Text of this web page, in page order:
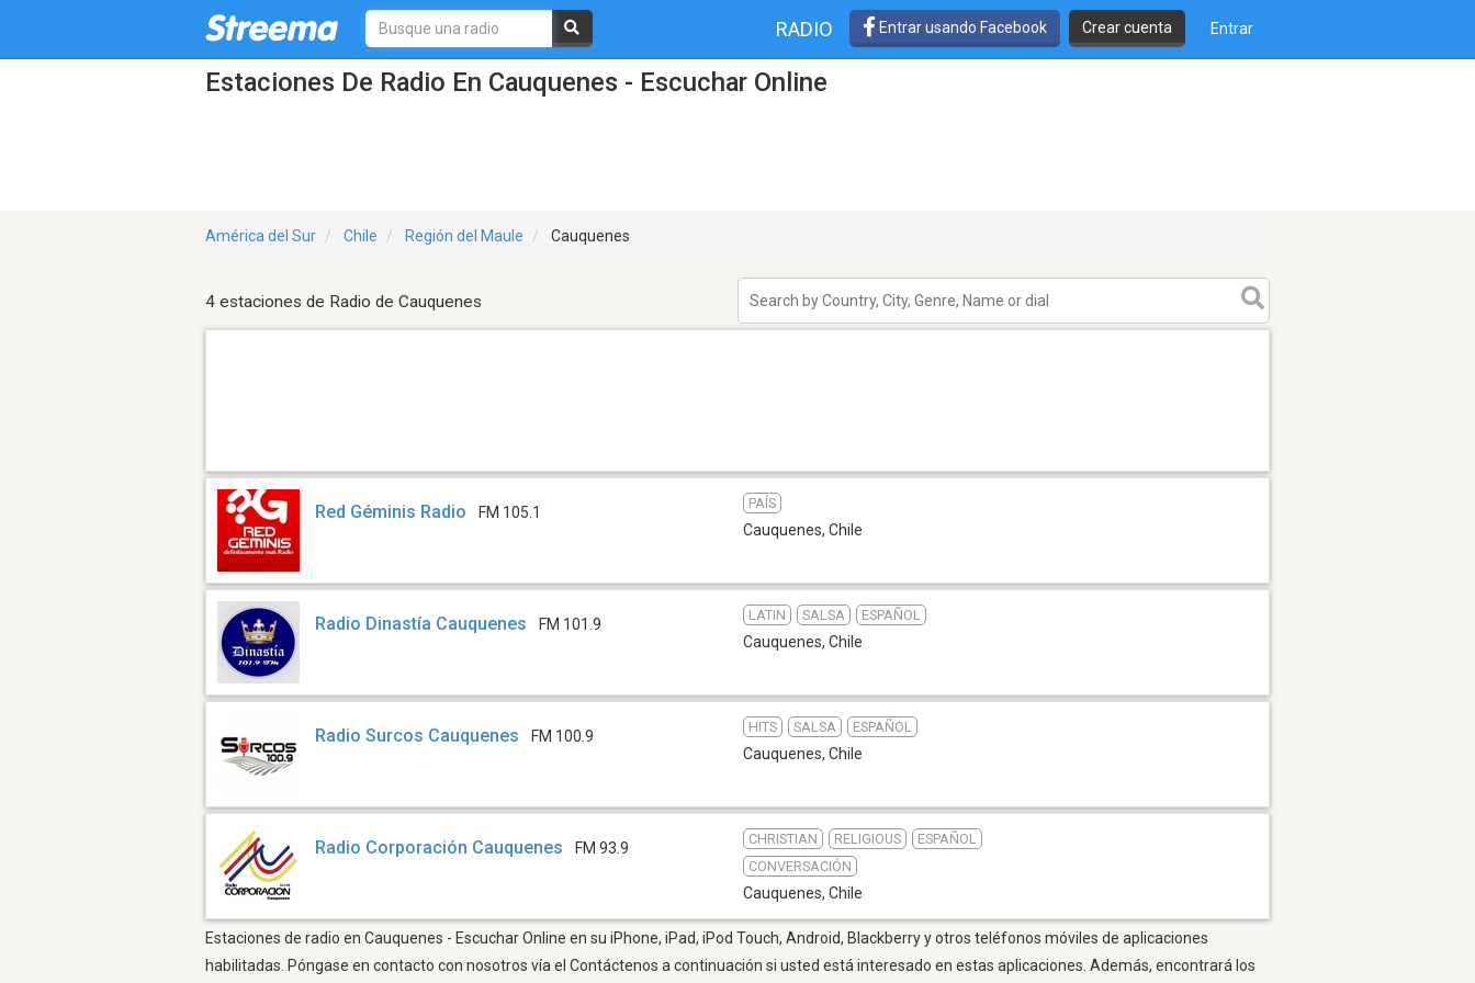
RADIO Entrar usando Facebook Crear cuenta Entrar
Estaciones De Radio En Cauquenes - Escuchar Online
América del Sur Chile Región del Maule Cauquenes
4 estaciones de Radio de Cauquenes
Red Géminis Radio FM 105.1
PAÍS
Cauquenes, Chile
Radio Dinastía Cauquenes FM 101.9
LATIN SALSA ESPAÑOL
Cauquenes, Chile
Radio Surcos Cauquenes FM 100.9
HITS SALSA ESPAÑOL
Cauquenes, Chile
Radio Corporación Cauquenes FM 93.9
CHRISTIAN RELIGIOUS
ESPAÑOL
CONVERSACIÓN
Cauquenes, Chile
Estaciones de radio en Cauquenes - Escuchar Online en su iPhone, iPad, iPod Touch, Android, Blackberry y otros teléfonos móviles de aplicaciones
habilitadas. Póngase en contacto con nosotros vía el Contáctenos a continuación si usted está interesado en estas aplicaciones. Además, encontrará los